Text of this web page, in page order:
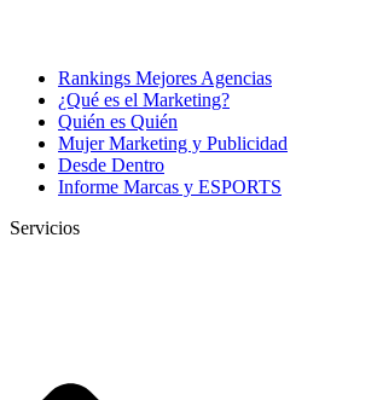
Rankings Mejores Agencias
¿Qué es el Marketing?
Quién es Quién
Mujer Marketing y Publicidad
Desde Dentro
Informe Marcas y ESPORTS
Servicios